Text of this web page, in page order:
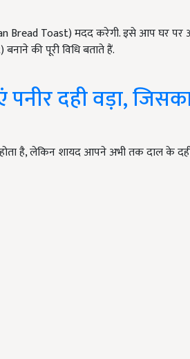
Bread Toast) मदद करेगी. इसे आप घर
की पूरी विधि बताते हैं.
दही वड़ा,
है, लेकिन शायद आपने अभी तक दाल के